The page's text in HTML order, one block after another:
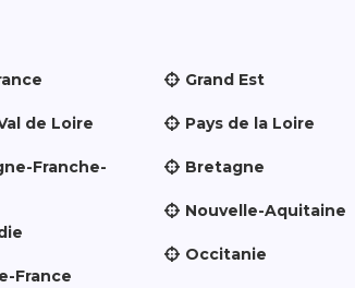
de Loire
Franche-
France
Grand Est
Pays de la Loire
Bretagne
Nouvelle-Aquitaine
Occitanie